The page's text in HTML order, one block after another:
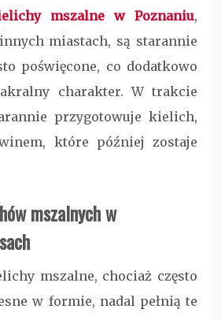
mszalne w Poznaniu,
miastach, są starannie
poświęcone, co dodatkowo
charakter. W trakcie
przygotowuje kielich,
które później zostaje
mszalnych w
mszalne, chociaż często
w formie, nadal pełnią te